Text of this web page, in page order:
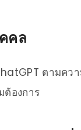
คล
ตามคว
ต้องการ